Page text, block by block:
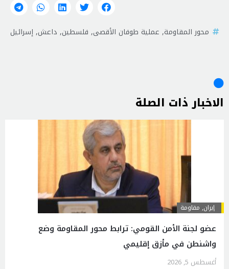
محور المقاومة, عملية طوفان الأقصى, فلسطين, داعش,إسرائيل
الاخبار ذات الصلة
إيران, مقاومة
عضو لجنة الأمن القومي: ترابط محور المقاومة وضع
واشنطن في مأزق إقليمي
أغسطس 5, 2026